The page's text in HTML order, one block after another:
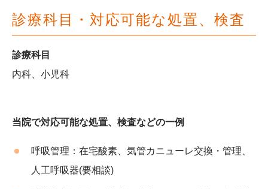
診療科目・対応可能な処置、検査
診療科目
内科、小児科
当院で対応可能な処置、検査などの一例
呼吸管理： 在宅酸素、気管カニューレ交換・管理、
人工呼吸器(要相談)